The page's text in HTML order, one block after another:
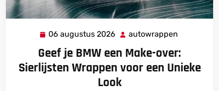
06 augustus 2026 06
augustus
2026
autowrappen
Geef je BMW een Make-over:
Sierlijsten Wrappen voor een Unieke
Look